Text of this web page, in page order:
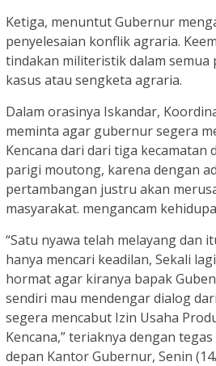
Ketiga, menuntut Gubernur
penyelesaian konflik agraria.
tindakan militeristik dalam semua
kasus atau sengketa agraria.
Dalam orasinya Iskandar,
meminta agar gubernur segera
Kencana dari dari tiga kecamatan
parigi moutong, karena dengan
pertambangan justru akan
masyarakat. mengancam
“Satu nyawa telah melayang dan
hanya mencari keadilan, Sekali
hormat agar kiranya bapak
sendiri mau mendengar dialog
segera mencabut Izin Usaha
Kencana,” teriaknya dengan
depan Kantor Gubernur, Senin